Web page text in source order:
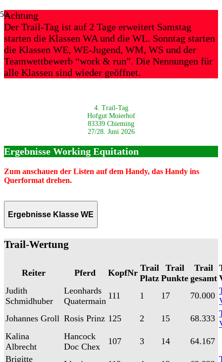
Achtung
Der Trail-Tag ist auf 2 Tage erweitert Samstag
starten die Klassen WA und die WL. Sonntag starten
die Klassen WE, WE-Jugend, WM, WS und der
Teamwettbewerb “work & run”. Die Nennungen für
alle Klassen sind wieder geöffnet.
4. Trail-Tag
Hofgut Moierhof
83339 Chieming
27/28. Juni 2026
Ergebnisse Working Equitation
Zum anschauen der Listen auf dem Handy, das Handy ins
Querformat drehen.
Ergebnisse Klasse WE
Trail-Wertung
Reiter Pferd KopfNr Trail
Platz
Trail
Punkte
Trail
gesamt
Judith
Schmidhuber
Leonhards
Quatermain
111 1 17 70.000
Johannes Groll Rosis Prinz 125 2 15 68.333
Kalina
Albrecht
Hancock
Doc Chex
107 3 14
64.167
Brigitte